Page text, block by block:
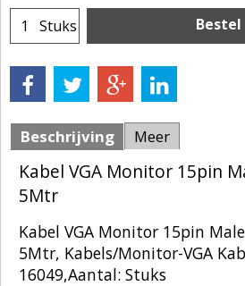
Stuks Bestel
Beschrijving Meer
Kabel VGA Monitor 15pin
5Mtr
Kabel VGA Monitor 15pin
5Mtr, Kabels/Monitor-VGA
16049,Aantal: Stuks